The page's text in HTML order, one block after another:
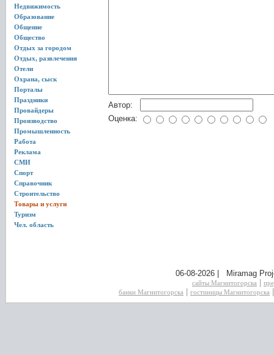
Недвижимость
Образование
Общение
Общество
Отдых за городом
Отдых, развлечения
Отели
Охрана, сыск
Порталы
Праздники
Провайдеры
Производство
Промышленность
Работа
Реклама
СМИ
Спорт
Справочник
Строительство
Товары и услуги
Туризм
Чел. область
Автор:
Оценка:
06-08-2026 | Miramag
сайты Магнитогорска
банки Магнитогорска
гостиницы Магнитогорска